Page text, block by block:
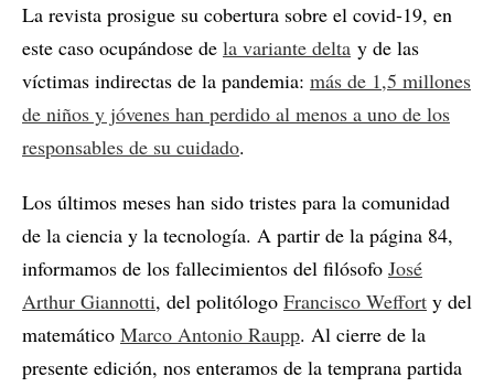
La revista prosigue su cobertura sobre el covid-19, en
este caso ocupándose de la variante delta y de las
víctimas indirectas de la pandemia: más de 1,5 millones
de niños y jóvenes han perdido al menos a uno de los
responsables de su cuidado.
Los últimos meses han sido tristes para la comunidad
de la ciencia y la tecnología. A partir de la página 84,
informamos de los fallecimientos del filósofo José
Arthur Giannotti, del politólogo Francisco Weffort y del
matemático Marco Antonio Raupp. Al cierre de la
presente edición, nos enteramos de la temprana partida